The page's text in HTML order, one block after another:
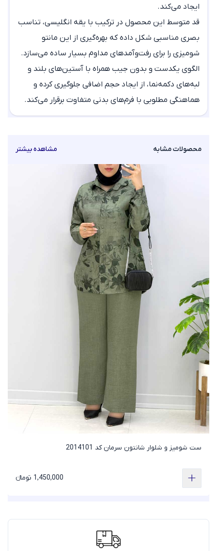
ایجاد می‌کند.
قد متوسط این محصول در ترکیب با یقه انگلیسی، تناسب
بصری مناسبی شکل داده که بهره‌گیری از این مانتو
شومیزی را برای رفت‌وآمدهای مداوم بسیار ساده می‌سازد.
الگوی یکدست و بدون جیب همراه با آستین‌های بلند و
لبه‌های دکمه‌نما، از ایجاد حجم اضافی جلوگیری کرده و
هماهنگی مطلوبی با فرم‌های بدنی متفاوت برقرار می‌کند.
محصولات مشابه مشاهده بیشتر
ست شومیز و شلوار شانتون سرمان کد 2014101
1,450,000 تومانء